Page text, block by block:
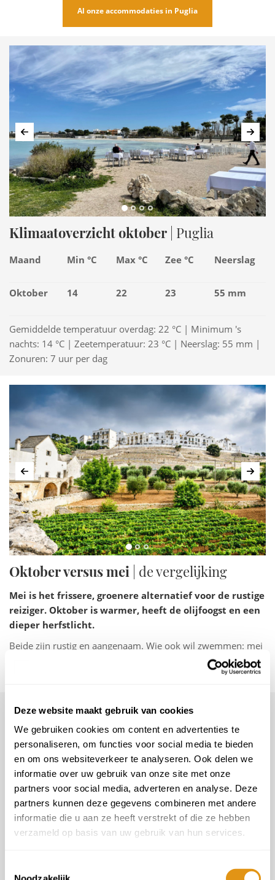
Deze website maakt gebruik van cookies
We gebruiken cookies om content en advertenties te
personaliseren, om functies voor social media te bieden
en om ons websiteverkeer te analyseren. Ook delen we
informatie over uw gebruik van onze site met onze
partners voor social media, adverteren en analyse. Deze
partners kunnen deze gegevens combineren met andere
informatie die u aan ze heeft verstrekt of die ze hebben
verzameld op basis van uw gebruik van hun services.
Al onze accommodaties in Puglia
Vorige
Klimaatoverzicht oktober | Puglia
Maand Min °C Max °C Zee °C Neerslag
Oktober 14 22 23 55 mm
Gemiddelde temperatuur overdag: 22 °C | Minimum 's
nachts: 14 °C | Zeetemperatuur: 23 °C | Neerslag: 55 mm |
Zonuren: 7 uur per dag
Vorige
Oktober versus mei | de vergelijking
Mei is het frissere, groenere alternatief voor de rustige
reiziger. Oktober is warmer, heeft de olijfoogst en een
dieper herfstlicht.
Beide zijn rustig en aangenaam. Wie ook wil zwemmen: mei
heeft de eerste warme zee, oktober heeft de laatste. Wie de
olijfoogst wil meemaken: oktober is de enige keuze.
Maak een keuze uit deze heerlijke
Vorige